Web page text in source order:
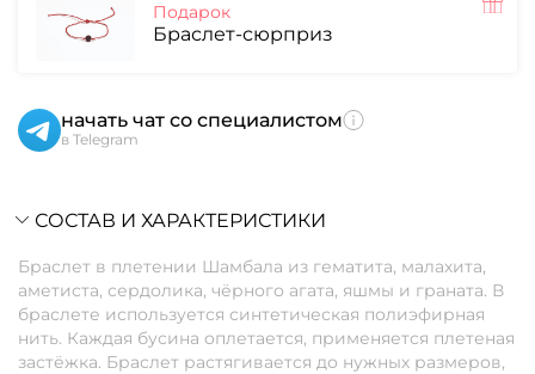
Подарок
Браслет-сюрприз
начать чат со специалистом
в Telegram
СОСТАВ И ХАРАКТЕРИСТИКИ
Браслет в плетении Шамбала из гематита, малахита,
аметиста, сердолика, чёрного агата, яшмы и граната. В
браслете используется синтетическая полиэфирная
нить. Каждая бусина оплетается, применяется плетеная
застёжка. Браслет растягивается до нужных размеров,